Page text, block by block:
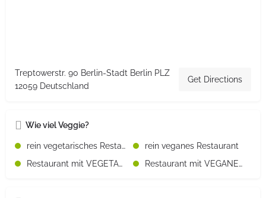
Treptowerstr. 90 Berlin-Stadt Berlin PLZ
12059 Deutschland
Get Directions
Wie viel Veggie?
rein vegetarisches Restaurant
rein veganes Restaurant
Restaurant mit VEGETARISCHEN Speisen
Restaurant mit VEGANEN Speisen